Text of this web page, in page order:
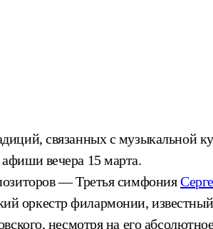
связанных с музыкальной
вечера 15 марта.
— Третья симфония
оркестр филармонии,
несмотря на его